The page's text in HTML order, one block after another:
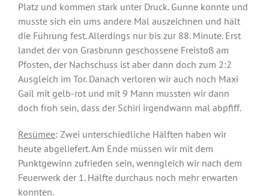
Platz und kommen stark unter Druck. Gunne konnte und
musste sich ein ums andere Mal auszeichnen und hält
die Führung fest. Allerdings nur bis zur 88. Minute. Erst
landet der von Grasbrunn geschossene Freistoß am
Pfosten, der Nachschuss ist aber dann doch zum 2:2
Ausgleich im Tor. Danach verloren wir auch noch Maxi
Gail mit gelb-rot und mit 9 Mann mussten wir dann
doch froh sein, dass der Schiri irgendwann mal abpfiff.
Resümee: Zwei unterschiedliche Hälften haben wir
heute abgeliefert. Am Ende müssen wir mit dem
Punktgewinn zufrieden sein, wenngleich wir nach dem
Feuerwerk der 1. Hälfte durchaus noch mehr erwarten
konnten.